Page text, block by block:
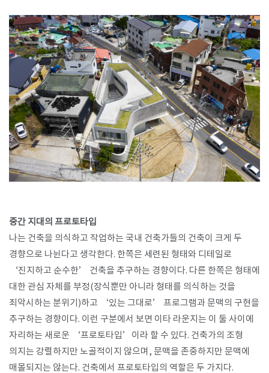
중간 지대의 프로토타입
나는 건축을 의식하고 작업하는 국내 건축가들의 건축이 크게 두
경향으로 나뉜다고 생각한다. 한쪽은 세련된 형태와 디테일로
‘진지하고 순수한’ 건축을 추구하는 경향이다. 다른 한쪽은 형태에
대한 관심 자체를 부정(장식뿐만 아니라 형태를 의식하는 것을
죄악시하는 분위기 )하고 ‘있는 그대로’ 프로그램과 문맥의 구현을
추구하는 경향이다. 이런 구분에서 보면 이타 라운지는 이 둘 사이에
자리하는 새로운
‘프로토타입’ 이라 할 수 있다. 건축가의 조형
의지는 강렬하지만 노골적이지 않으며 , 문맥을 존중하지만 문맥에
매몰되지는 않는다. 건축에서 프로토타입의 역할은 두 가지다.